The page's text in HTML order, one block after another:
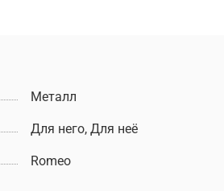
Металл
Для него, Для неё
Romeo